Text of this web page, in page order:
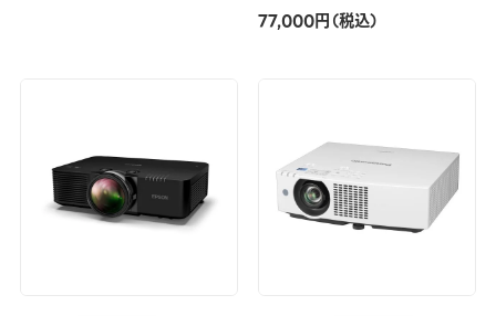
77,000円（税込）